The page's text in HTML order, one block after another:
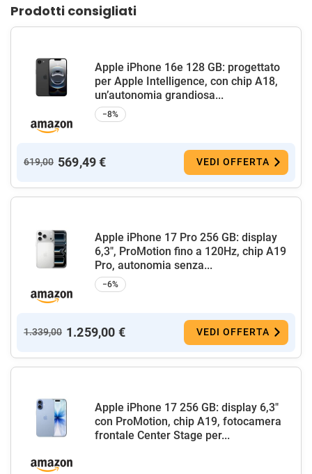
Prodotti consigliati
Apple iPhone 16e 128 GB: progettato
per Apple Intelligence, con chip A18,
un’autonomia grandiosa...
−8%
619,00 569,49 € VEDI OFFERTA
Apple iPhone 17 Pro 256 GB: display
6,3", ProMotion fino a 120Hz, chip A19
Pro, autonomia senza...
−6%
1.339,00 1.259,00 € VEDI OFFERTA
Apple iPhone 17 256 GB: display 6,3"
con ProMotion, chip A19, fotocamera
frontale Center Stage per...